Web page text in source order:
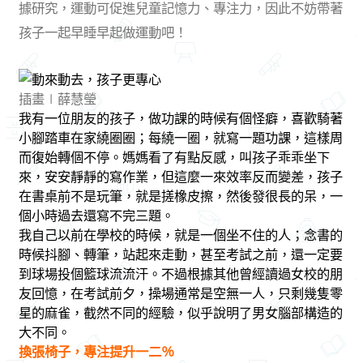
據研究，運動可促進兒童記憶力、專注力，因此不妨帶著
孩子一起早睡早起做運動吧！
插畫∣薛慧瑩
我有一位朋友的孩子，做功課的時候有個怪癖，喜歡騎著
小腳踏車在家繞圈圈；每繞一圈，就寫一題功課，這樣周
而復始轉個不停。媽媽看了有點反感，叫孩子乖乖坐下
來，安安靜靜的寫作業，但這麼一來效率反而變差，孩子
在書桌前不是玩筆，就是搓橡皮擦，然後發很長的呆，一
個小時過去還寫不完三題。
我自己以前在學校的時候，就是一個坐不住的人；念書的
時候抖腳、轉筆，站起來走動，甚至考試之前，還一定要
到球場投個籃球流流汗。不過根據其他曾經讀過女校的朋
友回憶，在考試前夕，操場通常是空無一人，只剩幾隻零
星的麻雀，截然不同的經驗，似乎說明了男女腦部構造的
大不同。
換張椅子，專注提升一二％